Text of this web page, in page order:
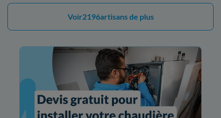
Voir2196artisans de plus